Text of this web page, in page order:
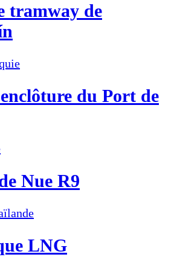
tramway de
du Port de
Nue R9
LNG